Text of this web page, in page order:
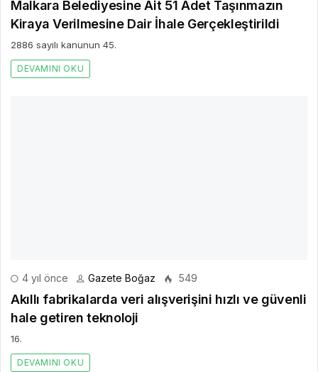
Malkara Belediyesine Ait 51 Adet Taşınmazın
Kiraya Verilmesine Dair İhale Gerçekleştirildi
2886 sayılı kanunun 45.
DEVAMINI OKU
4 yıl önce Gazete Boğaz 549
Akıllı fabrikalarda veri alışverişini hızlı ve güvenli
hale getiren teknoloji
16.
DEVAMINI OKU